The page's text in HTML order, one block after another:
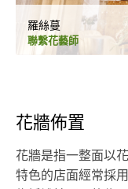
羅絲蔓
聯繫花藝師
花牆佈置
花牆是指一整面以
特色的店面經常採